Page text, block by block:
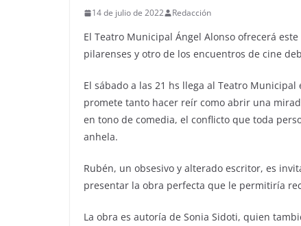
14 de julio de 2022 Redacción
El Teatro Municipal Ángel Alonso ofrecerá
pilarenses y otro de los encuentros de cine
El sábado a las 21 hs llega al Teatro
promete tanto hacer reír como abrir una
en tono de comedia, el conflicto que toda
anhela.
Rubén, un obsesivo y alterado escritor, es
presentar la obra perfecta que le permitiría
La obra es autoría de Sonia Sidoti, quien